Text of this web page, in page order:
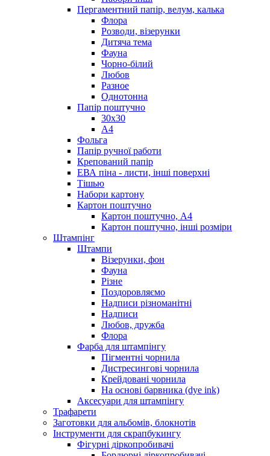
Пергаментний папір, велум, калька
Флора
Розводи, візерунки
Дитяча тема
Фауна
Чорно-білий
Любов
Разное
Однотонна
Папір поштучно
30х30
А4
Фольга
Папір ручної работи
Крепований папір
ЕВА піна - листи, інші поверхні
Тішью
Набори картону
Картон поштучно
Картон поштучно, А4
Картон поштучно, інші розміри
Штампінг
Штампи
Візерунки, фон
Фауна
Різне
Поздоровляємо
Надписи різноманітні
Надписи
Любов, дружба
Флора
Фарба для штампінгу
Пігментні чорнила
Дистресингові чорнила
Крейдовані чорнила
На основі барвника (dye ink)
Аксесуари для штампінгу
Трафарети
Заготовки для альбомів, блокнотів
Інструменти для скрапбукингу
Фігурні діркопробивачі